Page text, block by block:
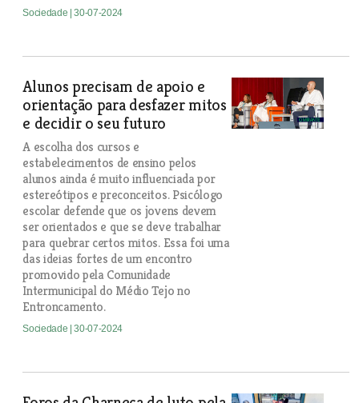
Sociedade | 30-07-2024
Alunos precisam de apoio e
orientação para desfazer mitos
e decidir o seu futuro
A escolha dos cursos e
estabelecimentos de ensino pelos
alunos ainda é muito influenciada por
estereótipos e preconceitos. Psicólogo
escolar defende que os jovens devem
ser orientados e que se deve trabalhar
para quebrar certos mitos. Essa foi uma
das ideias fortes de um encontro
promovido pela Comunidade
Intermunicipal do Médio Tejo no
Entroncamento.
Sociedade | 30-07-2024